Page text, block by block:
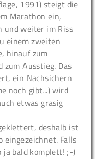
1991) steigt die
Marathon ein,
und weiter im Riss
einem zweiten
hinauf zum
Ausstieg. Das
ein Nachsichern
noch gibt...) wird
etwas grasig
deshalb ist
eingezeichnet. Falls
ja bald komplett! ;-)